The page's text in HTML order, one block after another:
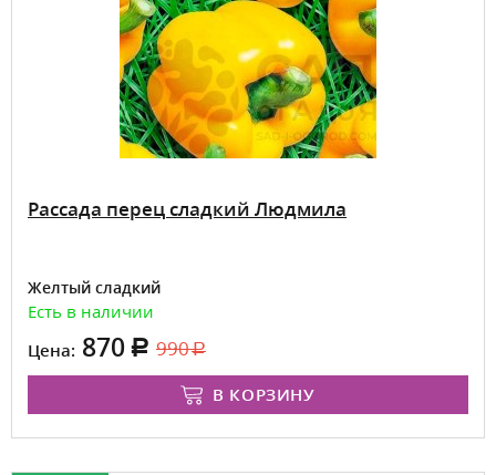
Рассада перец сладкий Людмила
Желтый сладкий
Есть в наличии
Цена: 870 990
В КОРЗИНУ